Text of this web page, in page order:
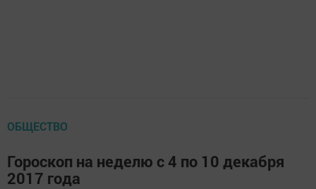
ОБЩЕСТВО
Гороскоп на неделю с 4 по 10 декабря
2017 года